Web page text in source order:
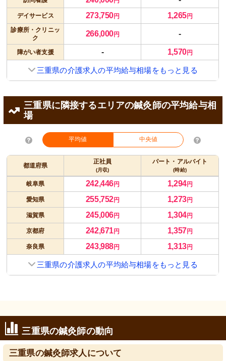
デイサービス 273,750円 1,265円
診療所・クリニッ
ク
266,000円 -
障がい者支援 - 1,570円
三重県の介護求人の平均給与相場をもっと見る
三重県に隣接するエリアの鍼灸師の平均給与相
場
平均値 中央値
都道府県
正社員
(月収)
パート・アルバイト
(時給)
岐阜県 242,446円 1,294円
愛知県 255,752円 1,273円
滋賀県 245,006円 1,304円
京都府 242,671円 1,357円
奈良県 243,988円 1,313円
三重県の介護求人の平均給与相場をもっと見る
三重県の鍼灸師の動向
三重県の鍼灸師求人について